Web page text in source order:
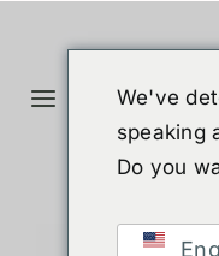
เนื้อหาToggle
Navigation
หน้าแรก
We've
speaking
Do you